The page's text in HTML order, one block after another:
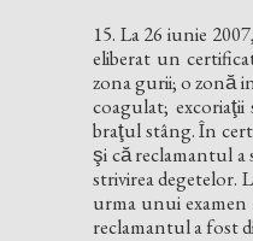
15. La 26 iunie
eliberat un
zona gurii; o zonă
coagulat;
braţul stâng. În
şi că reclamantul a
strivirea degetelor.
urma unui
reclamantul a fost